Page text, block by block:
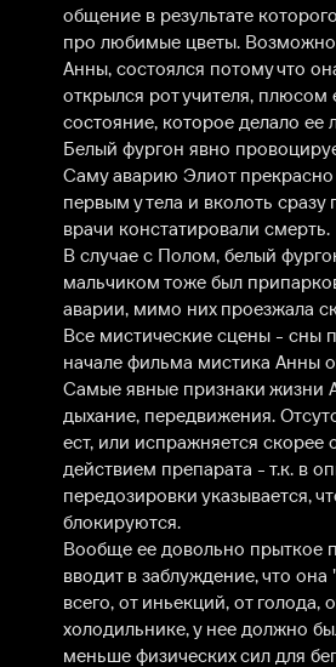
общение в результате
про любимые цветы.
Анны, состоялся потому что
открылся рот учителя, плюсом
состояние, которое делало ее
Белый фургон явно
Саму аварию Элиот прекрасно
первым у тела и вколоть сразу
врачи констатировали смерть.
В случае с Полом, белый
мальчиком тоже был
аварии, мимо них проезжала
Все мистические сцены - сны
начале фильма мистика Анны
Самые явные признаки жизни
дыхание, передвижения.
ест, или испражняется скорее
действием препарата - т.к. в
передозировки указывается,
блокируются.
Вообще ее довольно прыткое
вводит в заблуждение, что она
всего, от иньекций, от голода,
холодильнике, у нее должно
меньше физических сил для